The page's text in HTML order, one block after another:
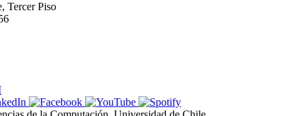
Tercer Piso